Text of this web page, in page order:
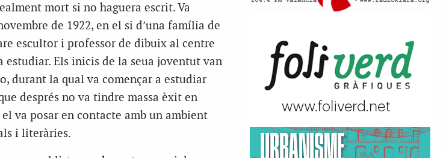
mort si no haguera escrit. Va
de 1922, en el si d’una família de
escultor i professor de dibuix al centre
estudiar. Els inicis de la seua joventut van
durant la qual va començar a estudiar
després no va tindre massa èxit en
va posar en contacte amb un ambient
i literàries.